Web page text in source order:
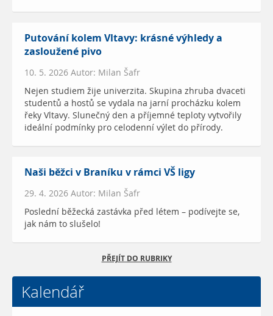
Putování kolem Vltavy: krásné výhledy a
zasloužené pivo
10. 5. 2026 Autor: Milan Šafr
Nejen studiem žije univerzita. Skupina zhruba dvaceti
studentů a hostů se vydala na jarní procházku kolem
řeky Vltavy. Slunečný den a příjemné teploty vytvořily
ideální podmínky pro celodenní výlet do přírody.
Naši běžci v Braníku v rámci VŠ ligy
29. 4. 2026 Autor: Milan Šafr
Poslední běžecká zastávka před létem – podívejte se,
jak nám to slušelo!
PŘEJÍT DO RUBRIKY
Kalendář